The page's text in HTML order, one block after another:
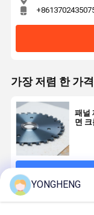
가장 저렴 한 가
패널
면
YONGHENG